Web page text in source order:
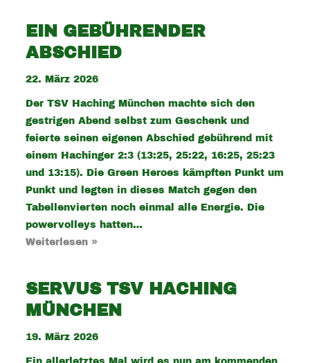
EIN GEBÜHRENDER
ABSCHIED
22. März 2026
Der TSV Haching München machte sich den
gestrigen Abend selbst zum Geschenk und
feierte seinen eigenen Abschied gebührend mit
einem Hachinger 2:3 (13:25, 25:22, 16:25, 25:23
und 13:15). Die Green Heroes kämpften Punkt um
Punkt und legten in dieses Match gegen den
Tabellenvierten noch einmal alle Energie. Die
powervolleys hatten…
Weiterlesen »
SERVUS TSV HACHING
MÜNCHEN
19. März 2026